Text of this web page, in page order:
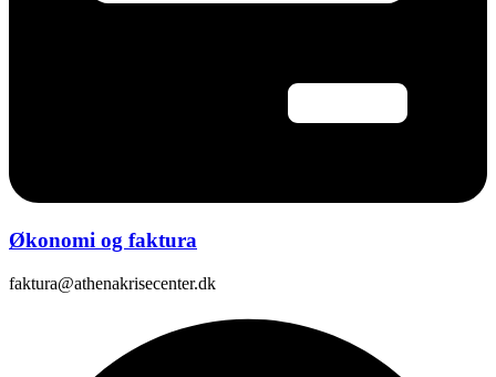
Økonomi og faktura
faktura@athenakrisecenter.dk